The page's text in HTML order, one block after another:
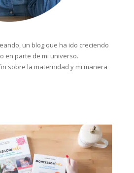
un blog que ha ido creciendo
en parte de mi universo.
sobre la maternidad y mi manera